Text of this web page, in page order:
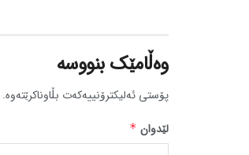
وەڵامێک بنووسە
پۆستی ئەلیکترۆنییەکەت بڵاوناکرێتەوە.
لێدوان *